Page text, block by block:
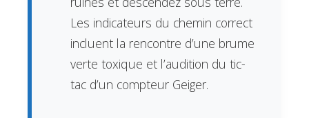
Les indicateurs du chemin correct
incluent la rencontre d’une brume
verte toxique et l’audition du tic-
tac d’un compteur Geiger.